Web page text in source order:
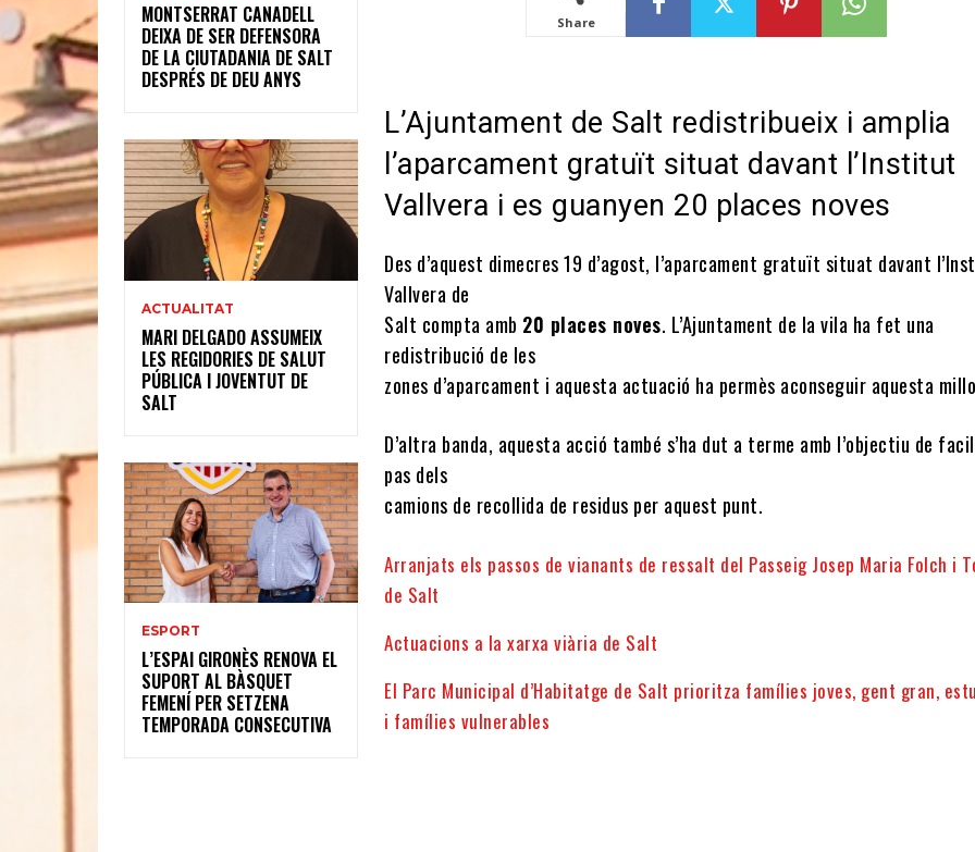
MONTSERRAT CANADELL
DEIXA DE SER DEFENSORA
DE LA CIUTADANIA DE SALT
DESPRÉS DE DEU ANYS
ACTUALITAT
MARI DELGADO ASSUMEIX
LES REGIDORIES DE SALUT
PÚBLICA I JOVENTUT DE
SALT
ESPORT
L’ESPAI GIRONÈS RENOVA EL
SUPORT AL BÀSQUET
FEMENÍ PER SETZENA
TEMPORADA CONSECUTIVA
Share
L’Ajuntament de Salt redistribueix i amplia
l’aparcament gratuït situat davant l’Institut
Vallvera i es guanyen 20 places noves
Des d’aquest dimecres 19 d’agost, l’aparcament gratuït situat davant
Vallvera de
Salt compta amb 20 places noves. L’Ajuntament de la vila ha fet una
redistribució de les
zones d’aparcament i aquesta actuació ha permès aconseguir aquesta
D’altra banda, aquesta acció també s’ha dut a terme amb l’objectiu de
pas dels
camions de recollida de residus per aquest punt.
Arranjats els passos de vianants de ressalt del Passeig Josep Maria Folch i
de Salt
Actuacions a la xarxa viària de Salt
El Parc Municipal d’Habitatge de Salt prioritza famílies joves, gent gran,
i famílies vulnerables